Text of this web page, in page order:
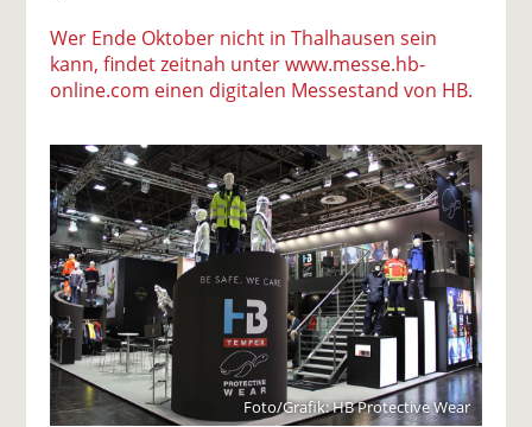
Wer Ende Oktober nicht in Thalhausen sein
kann, findet zeitnah unter www.messe.hb-
online.com einen digitalen Messestand von HB.
Foto/Grafik: HB Protective Wear